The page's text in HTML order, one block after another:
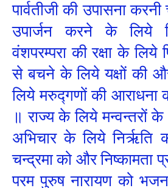
पार्वतीजी की उपासना
उपार्जन करने के लिये
वंशपरम्परा की रक्षा के लिये
से बचने के लिये यक्षों की
लिये मरुद्गणों की आराधना
॥ राज्य के लिये मन्वन्तरों
अभिचार के लिये निर्ऋति
चन्द्रमा को और निष्कामता
परम पुरुष नारायण को